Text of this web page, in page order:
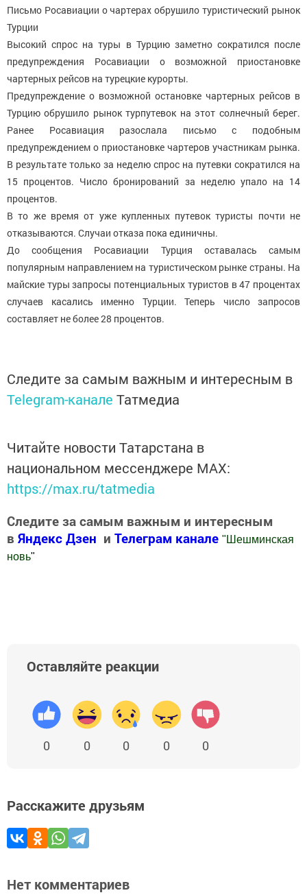
Письмо Росавиации о чартерах обрушило туристический рынок
Турции
Высокий спрос на туры в Турцию заметно сократился после
предупреждения Росавиации о возможной приостановке
чартерных рейсов на турецкие курорты.
Предупреждение о возможной остановке чартерных рейсов в
Турцию обрушило рынок турпутевок на этот солнечный берег.
Ранее Росавиация разослала письмо с подобным
предупреждением о приостановке чартеров участникам рынка.
В результате только за неделю спрос на путевки сократился на
15 процентов. Число бронирований за неделю упало на 14
процентов.
В то же время от уже купленных путевок туристы почти не
отказываются. Случаи отказа пока единичны.
До сообщения Росавиации Турция оставалась самым
популярным направлением на туристическом рынке страны. На
майские туры запросы потенциальных туристов в 47 процентах
случаев касались именно Турции. Теперь число запросов
составляет не более 28 процентов.
Следите за самым важным и интересным в
Telegram-канале Татмедиа
Читайте новости Татарстана в
национальном мессенджере MАХ:
https://max.ru/tatmedia
Следите за самым важным и интересным
в Яндекс Дзен и Телеграм канале " Шешминская
новь"
Оставляйте реакции
0 0 0 0 0
Расскажите друзьям
Нет комментариев